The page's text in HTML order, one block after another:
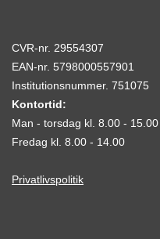
CVR-nr. 29554307
EAN-nr. 5798000557901
Institutionsnummer. 751075
Kontortid:
Man - torsdag kl. 8.00 - 15.00
Fredag kl. 8.00 - 14.00
Privatlivspolitik